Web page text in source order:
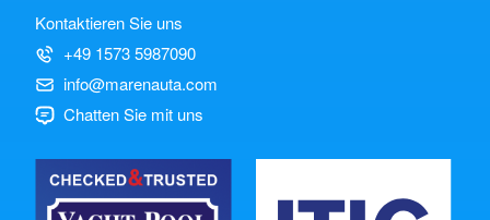
Kontaktieren Sie uns
+49 1573 5987090
info@marenauta.com
Chatten Sie mit uns